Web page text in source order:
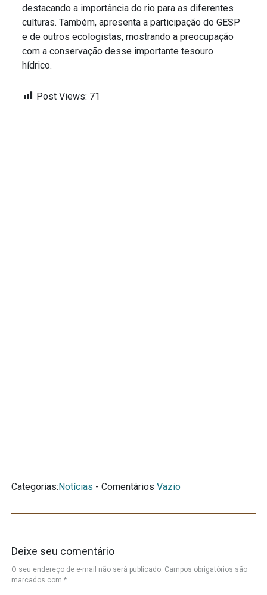
destacando a importância do rio para as diferentes
culturas. Também, apresenta a participação do GESP
e de outros ecologistas, mostrando a preocupação
com a conservação desse importante tesouro
hídrico.
Post Views: 71
Categorias: Notícias - Comentários Vazio
Deixe seu comentário
O seu endereço de e-mail não será publicado. Campos obrigatórios são
marcados com *